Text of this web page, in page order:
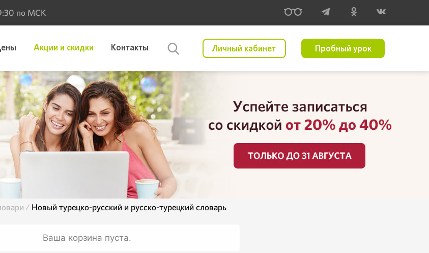
по МСК
Акции и скидки Контакты Личный кабинет Пробный урок
Новый турецко-русский и русско-турецкий словарь
Ваша корзина пуста.